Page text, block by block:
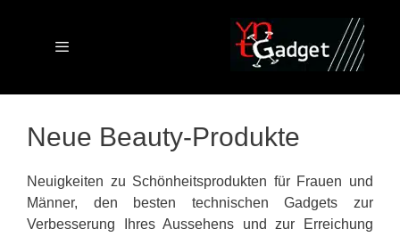
Menu
Neue Beauty-Produkte
Neuigkeiten zu Schönheitsprodukten für Frauen und
Männer, den besten technischen Gadgets zur
Verbesserung Ihres Aussehens und zur Erreichung